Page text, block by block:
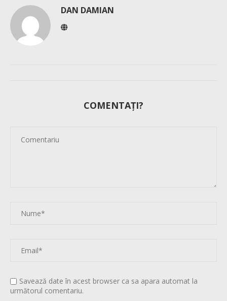
DAN DAMIAN
COMENTAȚI?
Savează date în acest browser ca sa apara automat la
următorul comentariu.